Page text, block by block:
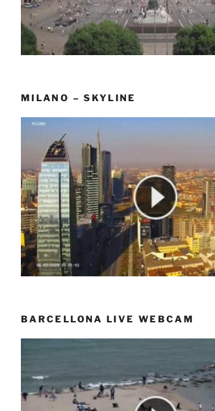
MILANO – SKYLINE
BARCELLONA LIVE WEBCAM